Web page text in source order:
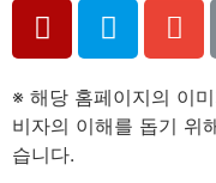
※ 해당 홈페이지의 이
비자의 이해를 돕기 위
습니다.